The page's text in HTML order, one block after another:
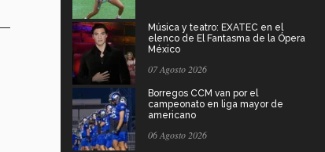
Música y teatro: EXATEC en el
elenco de El Fantasma de la Ópera
México
07 Agosto 2026
Borregos CCM van por el
campeonato en liga mayor de
americano
06 Agosto 2026